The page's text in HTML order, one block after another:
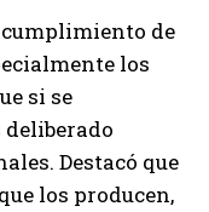
de
los
si se
deliberado
Destacó que
los producen,